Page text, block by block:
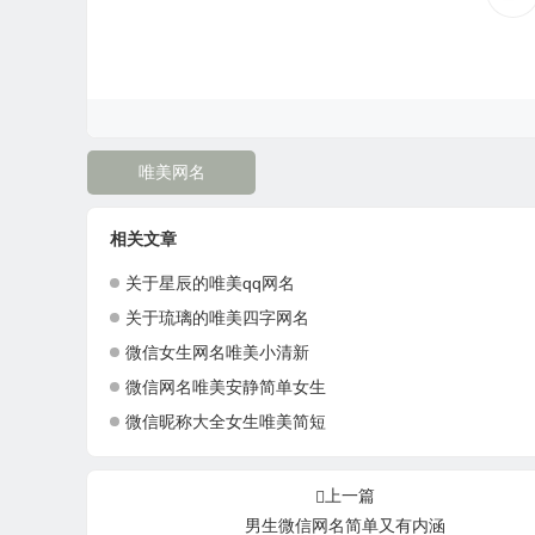
唯美网名
相关文章
关于星辰的唯美qq网名
关于琉璃的唯美四字网名
微信女生网名唯美小清新
微信网名唯美安静简单女生
微信昵称大全女生唯美简短
上一篇
男生微信网名简单又有内涵